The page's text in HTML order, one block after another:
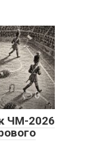
0
ЧМ-2026